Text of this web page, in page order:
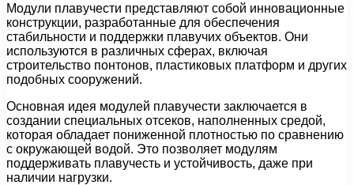
Модули плавучести представляют собой инновационные
конструкции, разработанные для обеспечения
стабильности и поддержки плавучих объектов. Они
используются в различных сферах, включая
строительство понтонов, пластиковых платформ и других
подобных сооружений.
Основная идея модулей плавучести заключается в
создании специальных отсеков, наполненных средой,
которая обладает пониженной плотностью по сравнению
с окружающей водой. Это позволяет модулям
поддерживать плавучесть и устойчивость, даже при
наличии нагрузки.